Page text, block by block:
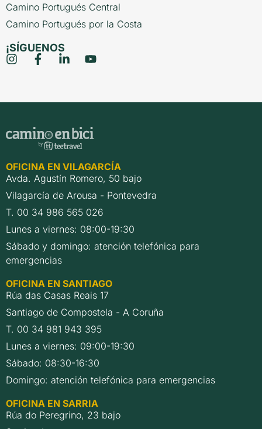
Camino Portugués Central
Camino Portugués por la Costa
¡SÍGUENOS
OFICINA EN VILAGARCÍA
Avda. Agustín Romero, 50 bajo
Vilagarcía de Arousa - Pontevedra
T. 00 34 986 565 026
Lunes a viernes: 08:00-19:30
Sábado y domingo: atención telefónica para
emergencias
OFICINA EN SANTIAGO
Rúa das Casas Reais 17
Santiago de Compostela - A Coruña
T. 00 34 981 943 395
Lunes a viernes: 09:00-19:30
Sábado: 08:30-16:30
Domingo: atención telefónica para emergencias
OFICINA EN SARRIA
Rúa do Peregrino, 23 bajo